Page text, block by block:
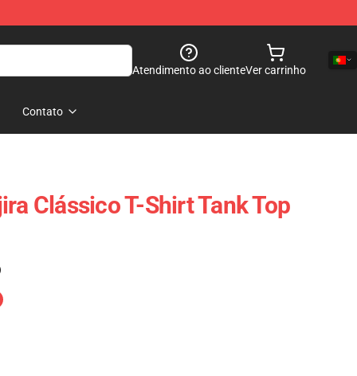
Atendimento ao clienteVer carrinho
Contato
Clássico T-Shirt Tank Top